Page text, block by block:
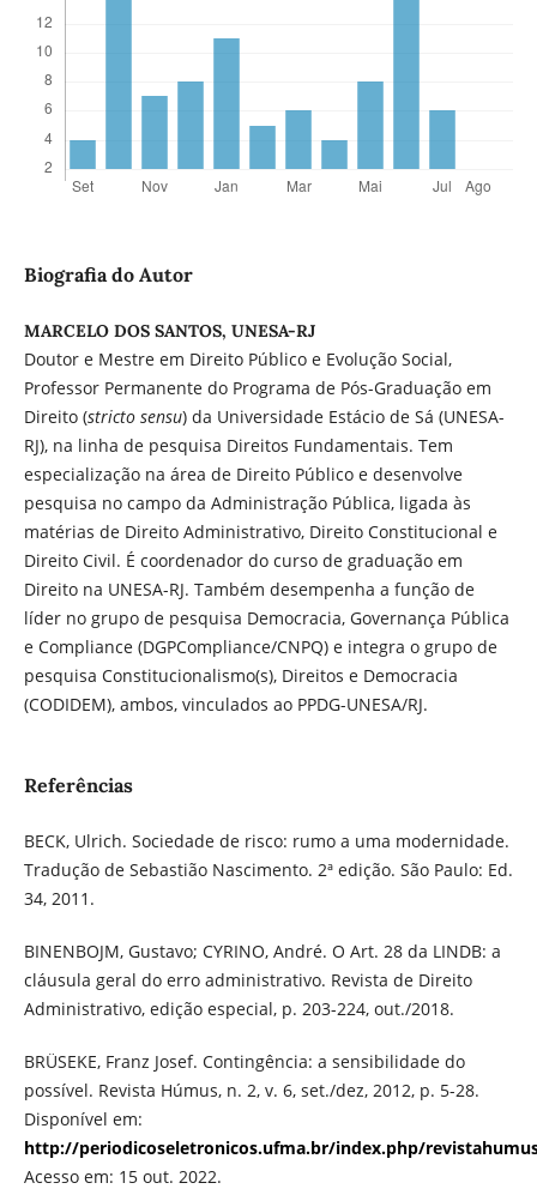
Biografia do Autor
MARCELO DOS SANTOS, UNESA-RJ
Doutor e Mestre em Direito Público e Evolução Social,
Professor Permanente do Programa de Pós-Graduação em
Direito (stricto sensu) da Universidade Estácio de Sá (UNESA-
RJ), na linha de pesquisa Direitos Fundamentais. Tem
especialização na área de Direito Público e desenvolve
pesquisa no campo da Administração Pública, ligada às
matérias de Direito Administrativo, Direito Constitucional e
Direito Civil. É coordenador do curso de graduação em
Direito na UNESA-RJ. Também desempenha a função de
líder no grupo de pesquisa Democracia, Governança Pública
e Compliance (DGPCompliance/CNPQ) e integra o grupo de
pesquisa Constitucionalismo(s), Direitos e Democracia
(CODIDEM), ambos, vinculados ao PPDG-UNESA/RJ.
Referências
BECK, Ulrich. Sociedade de risco: rumo a uma modernidade.
Tradução de Sebastião Nascimento. 2ª edição. São Paulo: Ed.
34, 2011.
BINENBOJM, Gustavo; CYRINO, André. O Art. 28 da LINDB: a
cláusula geral do erro administrativo. Revista de Direito
Administrativo, edição especial, p. 203-224, out./2018.
BRÜSEKE, Franz Josef. Contingência: a sensibilidade do
possível. Revista Húmus, n. 2, v. 6, set./dez, 2012, p. 5-28.
Disponível em:
http://periodicoseletronicos.ufma.br/index.php/
Acesso em: 15 out. 2022.